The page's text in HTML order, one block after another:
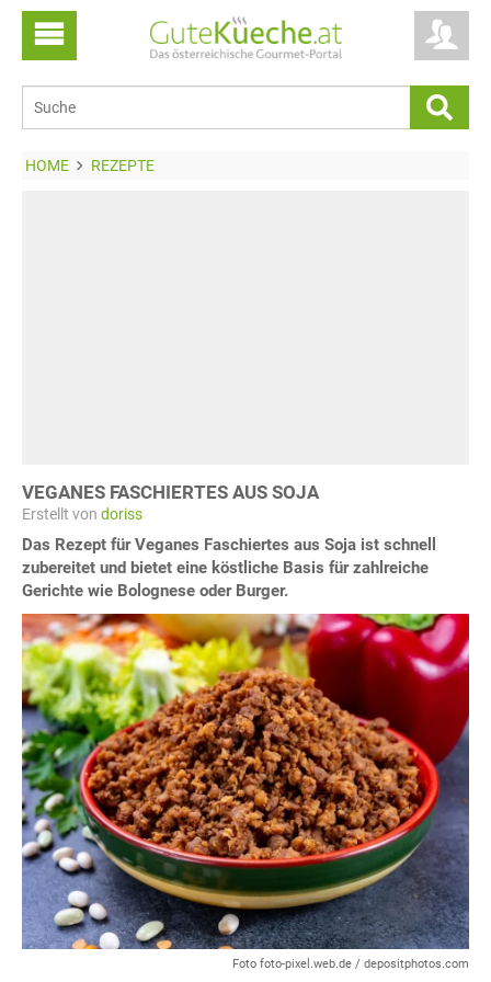
HOME REZEPTE
VEGANES FASCHIERTES AUS SOJA
Erstellt von doriss
Das Rezept für Veganes Faschiertes aus Soja ist schnell
zubereitet und bietet eine köstliche Basis für zahlreiche
Gerichte wie Bolognese oder Burger.
Foto foto-pixel.web.de / depositphotos.com